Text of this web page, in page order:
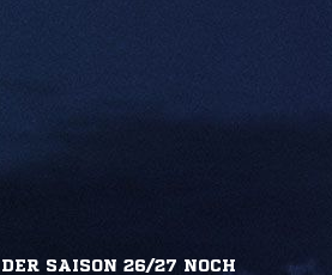
SAISON 26/27 NOCH